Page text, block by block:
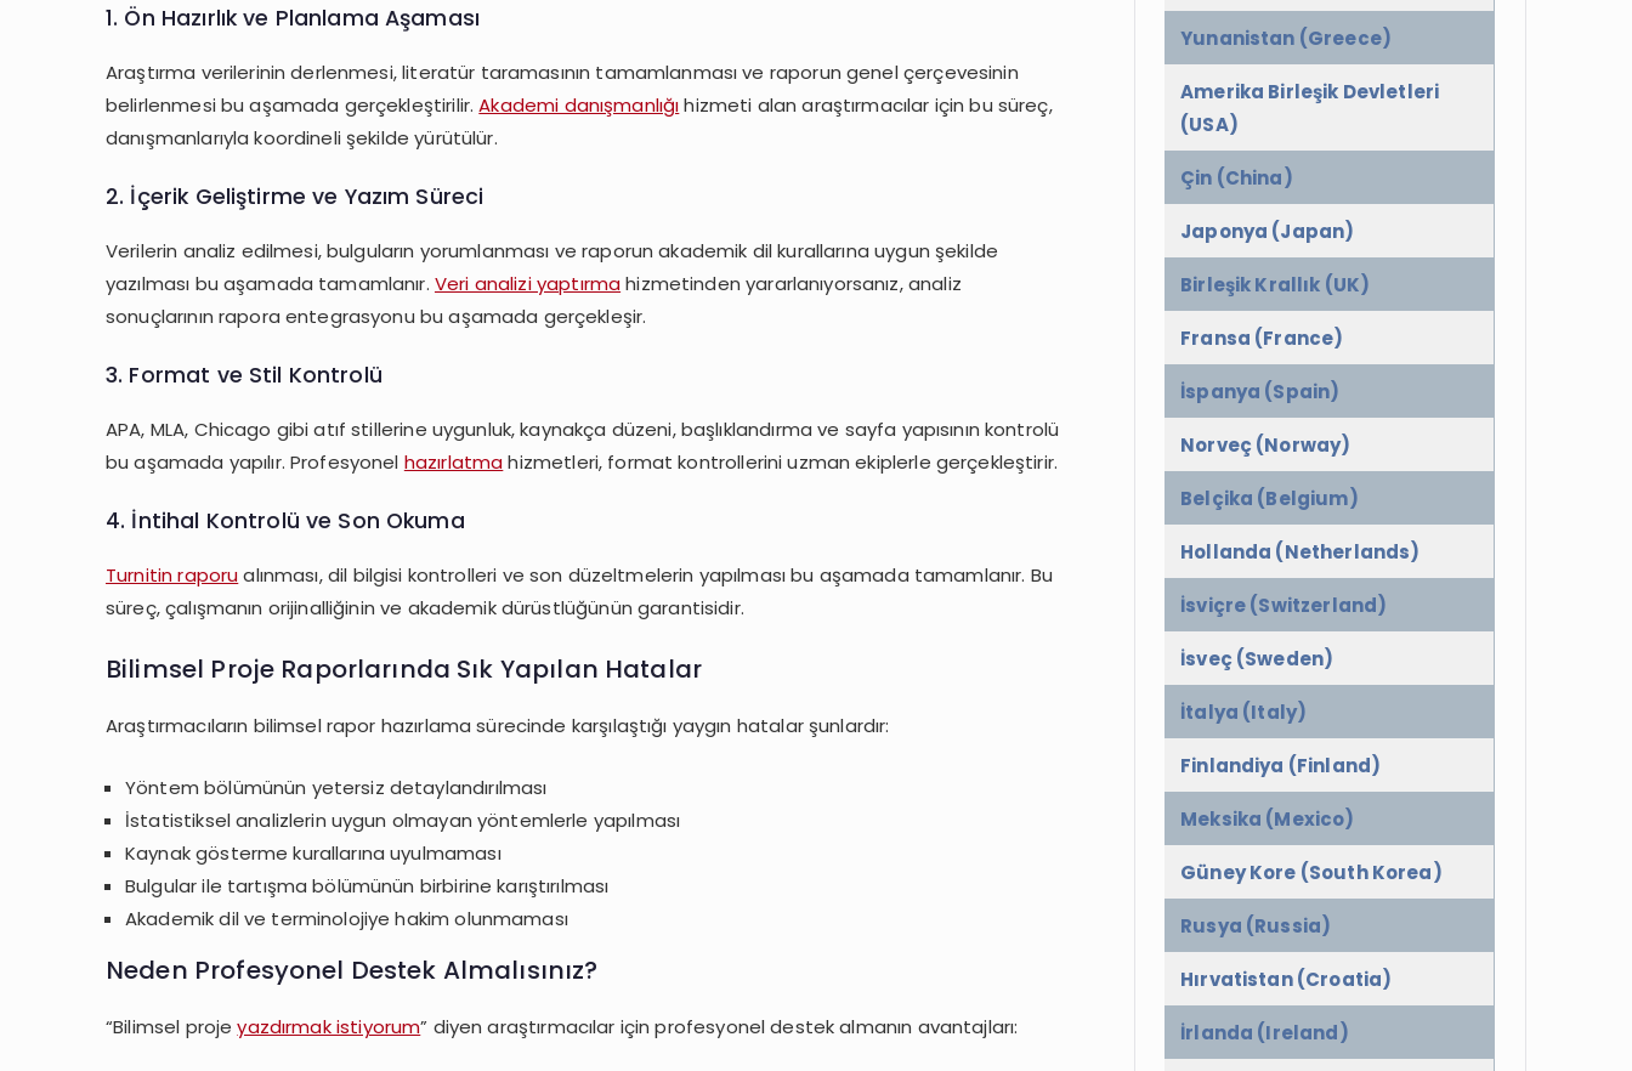
1. Ön Hazırlık ve Planlama Aşaması
Araştırma verilerinin derlenmesi, literatür taramasının tamamlanması ve raporun genel çerçevesinin
belirlenmesi bu aşamada gerçekleştirilir.Akademi danışmanlığıhizmeti alan araştırmacılar için bu süreç,
danışmanlarıyla koordineli şekilde yürütülür.
2. İçerik Geliştirme ve Yazım Süreci
Verilerin analiz edilmesi, bulguların yorumlanması ve raporun akademik dil kurallarına uygun şekilde
yazılması bu aşamada tamamlanır. Veri analizi yaptırmahizmetinden yararlanıyorsanız, analiz
sonuçlarının rapora entegrasyonu bu aşamada gerçekleşir.
3. Format ve Stil Kontrolü
APA, MLA, Chicago gibi atıf stillerine uygunluk, kaynakça düzeni, başlıklandırma ve sayfa yapısının kontrolü
bu aşamada yapılır. Profesyonel hazırlatmahizmetleri, format kontrollerini uzman ekiplerle gerçekleştirir.
4. İntihal Kontrolü ve Son Okuma
Turnitin raporualınması, dil bilgisi kontrolleri ve son düzeltmelerin yapılması bu aşamada tamamlanır. Bu
süreç, çalışmanın orijinalliğinin ve akademik dürüstlüğünün garantisidir.
Bilimsel Proje Raporlarında Sık Yapılan Hatalar
Araştırmacıların bilimsel rapor hazırlama sürecinde karşılaştığı yaygın hatalar şunlardır:
Yöntem bölümünün yetersiz detaylandırılması
İstatistiksel analizlerin uygun olmayan yöntemlerle yapılması
Kaynak gösterme kurallarına uyulmaması
Bulgular ile tartışma bölümünün birbirine karıştırılması
Akademik dil ve terminolojiye hakim olunmaması
Neden Profesyonel Destek Almalısınız?
“Bilimsel projeyazdırmak istiyorum” diyen araştırmacılar için profesyonel destek almanın avantajları:
Yunanistan (Greece)
Amerika Birleşik Devletleri
(USA)
Çin (China)
Japonya (Japan)
Birleşik Krallık (UK)
Fransa (France)
İspanya (Spain)
Norveç (Norway)
Belçika (Belgium)
Hollanda (Netherlands)
İsviçre (Switzerland)
İsveç (Sweden)
İtalya (Italy)
Finlandiya (Finland)
Meksika (Mexico)
Güney Kore (South Korea)
Rusya (Russia)
Hırvatistan (Croatia)
İrlanda (Ireland)